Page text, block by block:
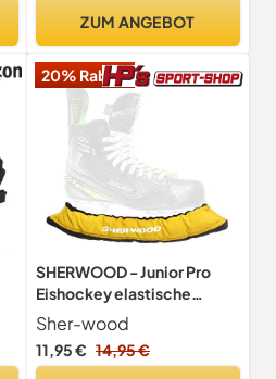
Schlittschuhe Schoner,
Schlittschuh Kufenschoner
ZUM ANGEBOT
20% Rabatt
SHERWOOD - Junior Pro
Eishockey elastische
Kufenstrümpfe für Kinder
Eishockey- &
Schlittschuhe, 2 Stück
Sher-wood
11,95 € 14,95 €